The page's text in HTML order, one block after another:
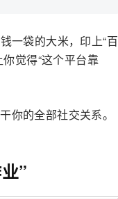
一袋的大米，印上“百
觉得“这个平台靠
你的全部社交关系。
”